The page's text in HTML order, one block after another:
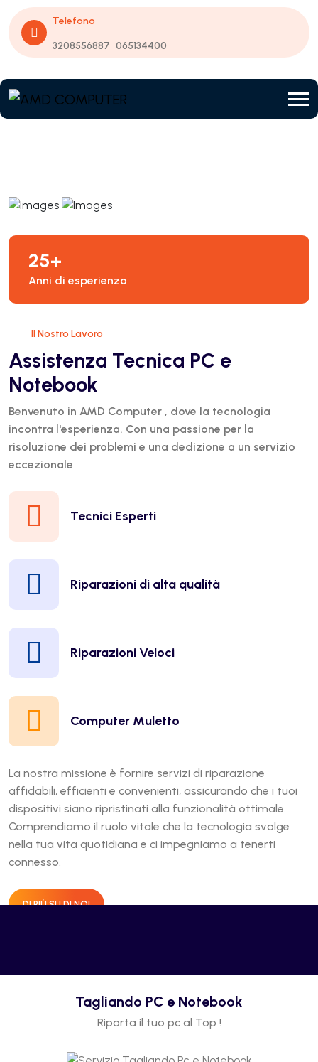
Telefono
3208556887 065134400
25+
Anni di esperienza
Il Nostro Lavoro
Assistenza Tecnica PC e
Notebook
Benvenuto in AMD Computer , dove la tecnologia
incontra l'esperienza. Con una passione per la
risoluzione dei problemi e una dedizione a un servizio
eccezionale
Tecnici Esperti
Riparazioni di alta qualità
Riparazioni Veloci
Computer Muletto
La nostra missione è fornire servizi di riparazione
affidabili, efficienti e convenienti, assicurando che i tuoi
dispositivi siano ripristinati alla funzionalità ottimale.
Comprendiamo il ruolo vitale che la tecnologia svolge
nella tua vita quotidiana e ci impegniamo a tenerti
connesso.
DI PIÙ SU DI NOI
Tagliando PC e Notebook
Riporta il tuo pc al Top !